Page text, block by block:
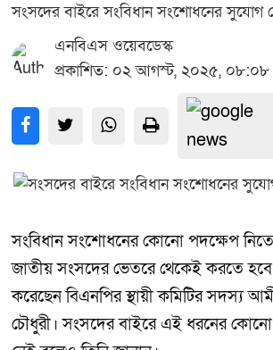
সংসদের বাইরে সংবিধান সংশোধনের
এনবিএস ওয়েবডেস্ক
প্রকাশিত: ০২ আগস্ট, ২০২৫,
সংবিধান সংশোধনের কোনো পদক্ষেপ
জাতীয় সংসদের ভেতরে থেকেই করতে হবে
করেছেন বিএনপির স্থায়ী কমিটির সদস্য
চৌধুরী। সংসদের বাইরে এই ধরনের